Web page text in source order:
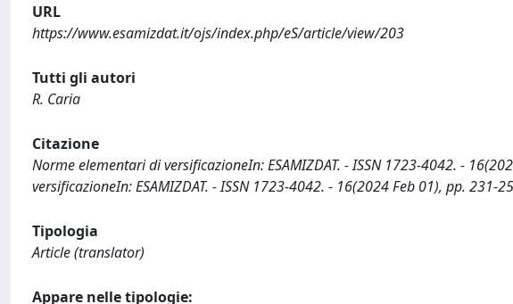
URL
https://www.esamizdat.it/ojs/index.php/eS/article/view/203
Tutti gli autori
R. Caria
Citazione
Norme elementari di versificazioneIn: ESAMIZDAT. - ISSN 1723-4042. -
versificazioneIn: ESAMIZDAT. - ISSN 1723-4042. - 16(2024 Feb 01), pp. 231-
Tipologia
Article (translator)
Appare nelle tipologie: